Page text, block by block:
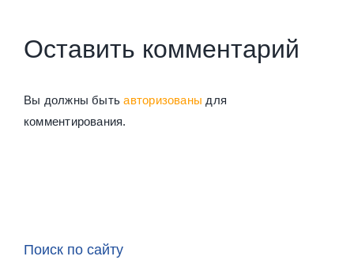
Оставить комментарий
Вы должны бытьавторизованы для
комментирования.
Поиск по сайту